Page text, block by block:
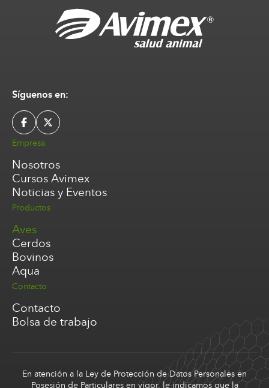
Síguenos en:
Empresa
Nosotros
Cursos Avimex
Noticias y Eventos
Productos
Aves
Cerdos
Bovinos
Aqua
Contacto
Contacto
Bolsa de trabajo
En atención a la Ley de Protección de Datos Personales en
Posesión de Particulares en vigor, le indicamos que la